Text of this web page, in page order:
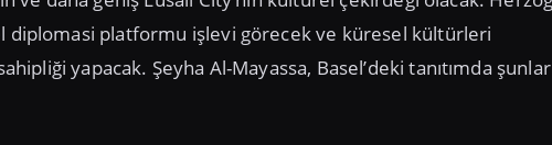
diplomasi platformu işlevi görecek ve küresel kültürleri
yapacak. Şeyha Al-Mayassa, Basel’deki tanıtımda